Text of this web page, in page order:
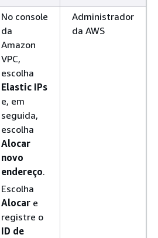
No console
da
Amazon
VPC,
escolha
Elastic IPs
e, em
seguida,
escolha
Alocar
novo
endereço.
Escolha
Alocar e
registre o
ID de
Administrador
da AWS